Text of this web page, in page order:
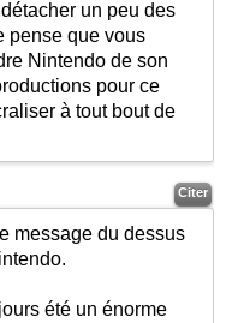
un peu des
pense que vous
Nintendo de son
pour ce
à tout bout de
Citer
message du dessus
été un énorme